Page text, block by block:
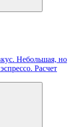
Небольшая, но
Расчет